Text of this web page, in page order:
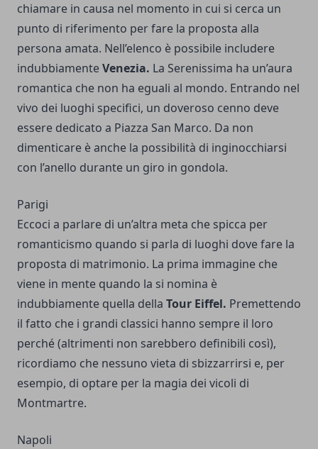
chiamare in causa nel momento in cui si cerca un
punto di riferimento per fare la proposta alla
persona amata. Nell’elenco è possibile includere
indubbiamenteVenezia. La Serenissima ha un’aura
romantica che non ha eguali al mondo. Entrando nel
vivo dei luoghi specifici, un doveroso cenno deve
essere dedicato a Piazza San Marco. Da non
dimenticare è anche la possibilità di inginocchiarsi
con l’anello durante un giro in gondola.
Parigi
Eccoci a parlare di un’altra meta che spicca per
romanticismo quando si parla di luoghi dove fare la
proposta di matrimonio. La prima immagine che
viene in mente quando la si nomina è
indubbiamente quella della Tour Eiffel. Premettendo
il fatto che i grandi classici hanno sempre il loro
perché (altrimenti non sarebbero definibili così),
ricordiamo che nessuno vieta di sbizzarrirsi e, per
esempio, di optare per la magia dei vicoli di
Montmartre.
Napoli